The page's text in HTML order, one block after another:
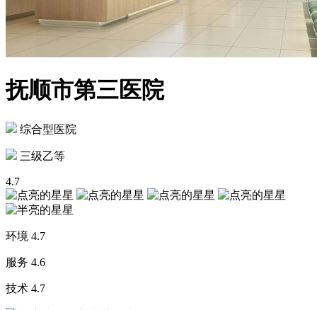
抚顺市第三医院
综合型医院
三级乙等
4.7
环境 4.7
服务 4.6
技术 4.7